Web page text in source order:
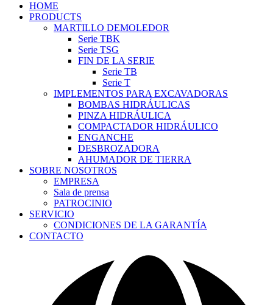
HOME
PRODUCTS
MARTILLO DEMOLEDOR
Serie TBK
Serie TSG
FIN DE LA SERIE
Serie TB
Serie T
IMPLEMENTOS PARA EXCAVADORAS
BOMBAS HIDRÁULICAS
PINZA HIDRÁULICA
COMPACTADOR HIDRÁULICO
ENGANCHE
DESBROZADORA
AHUMADOR DE TIERRA
SOBRE NOSOTROS
EMPRESA
Sala de prensa
PATROCINIO
SERVICIO
CONDICIONES DE LA GARANTÍA
CONTACTO